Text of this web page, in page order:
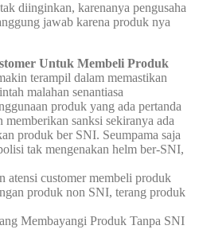
diinginkan, karenanya pengusaha
jawab karena produk nya
Untuk Membeli Produk
terampil dalam memastikan
malahan senantiasa
produk yang ada pertanda
sanksi sekiranya ada
produk ber SNI. Seumpama saja
tak mengenakan helm ber-SNI,
atensi customer membeli produk
produk non SNI, terang produk
Membayangi Produk Tanpa SNI